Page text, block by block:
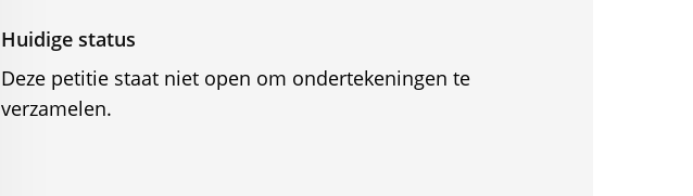
Huidige status
Deze petitie staat niet open om ondertekeningen te
verzamelen.